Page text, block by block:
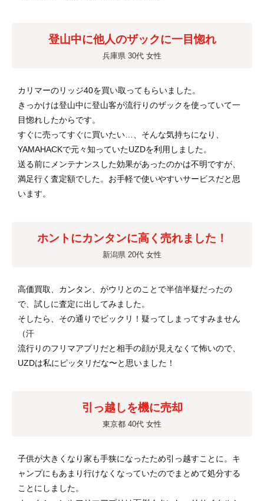
登山中に他人のザックに一目惚れ
兵庫県 30代 女性
カリマーのリッジ40を買い取ってもらいました。
きっかけは登山中に登山客が流行りのザックを使っていて一
目惚れしたからです。
すぐに売ってすぐに買いたい…、そんな気持ちになり、
YAMAHACKで元々知っていたUZDを利用しました。
送る前にメンテナンスした効果があったのかは不明ですが、
満足行く査定額でした。お手軽で使いやすいサービスだと思
います。
ホントにカンタンに高く売れました！
新潟県 20代 女性
高価買取、カンタン、がウリとのことで半信半疑だったの
で、試しに査定に出してみました。
そしたら、その通りでビックリ！疑ってしまってすみません
（汗
流行りのフリマアプリだと相手の顔が見えなくて怖いので、
UZDは私にピッタリだな〜と思いました！
引っ越しを機に売却
東京都 40代 女性
子供が大きくなり家も手狭になったため引っ越すことに。キ
ャンプにもあまり行けなくなっていたのでまとめて処分する
ことにしました。